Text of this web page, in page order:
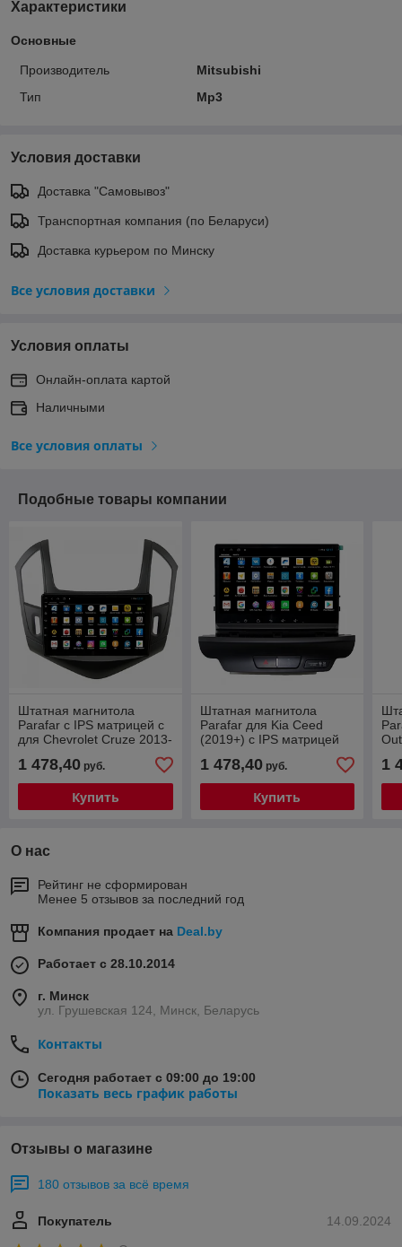
Характеристики
Основные
Производитель
Mitsubishi
Тип
Mp3
Условия доставки
Доставка "Самовывоз"
Транспортная компания (по Беларуси)
Доставка курьером по Минску
Все условия доставки
Условия оплаты
Онлайн-оплата картой
Наличными
Все условия оплаты
Подобные товары компании
Штатная магнитола
Parafar с IPS матрицей с
для Chevrolet Cruze 2013-
2015 на Android 13 +4G
модем
1 478,40 руб.
Купить
Штатная магнитола
Parafar для Kia Ceed
(2019+) с IPS матрицей
на Android 13 +4G модем
1 478,40руб.
Купить
1
О нас
Рейтинг не сформирован
Менее 5 отзывов за последний год
Компания продает на Deal.by
Работает с 28.10.2014
г. Минск
ул. Грушевская 124, Минск, Беларусь
Контакты
Сегодня работает с 09:00 до 19:00
Показать весь график работы
Отзывы о магазине
180 отзывов за всё время
14.09.2024
Покупатель